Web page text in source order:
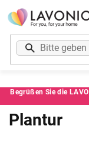
Zum
Inhalt
springen
Begrüßen Sie die
Plantur